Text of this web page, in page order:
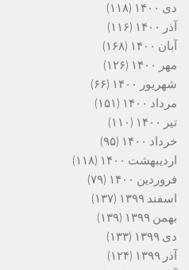
دی ۱۴۰۰
(۱۱۸)
آذر ۱۴۰۰
(۱۱۶)
آبان ۱۴۰۰
(۱۶۸)
مهر ۱۴۰۰
(۱۲۶)
شهریور ۱۴۰۰
(۶۶)
مرداد ۱۴۰۰
(۱۵۱)
تیر ۱۴۰۰
(۱۱۰)
خرداد ۱۴۰۰
(۹۵)
اردیبهشت ۱۴۰۰
(۱۱۸)
فروردین ۱۴۰۰
(۷۹)
اسفند ۱۳۹۹
(۱۳۷)
بهمن ۱۳۹۹
(۱۳۹)
دی ۱۳۹۹
(۱۳۳)
آذر ۱۳۹۹
(۱۲۴)